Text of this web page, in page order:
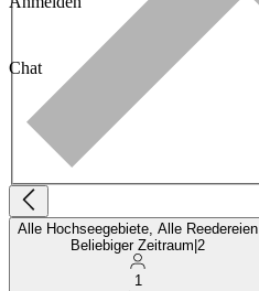
Chat
Alle Hochseegebiete, Alle Reedereien
Beliebiger Zeitraum 2
1